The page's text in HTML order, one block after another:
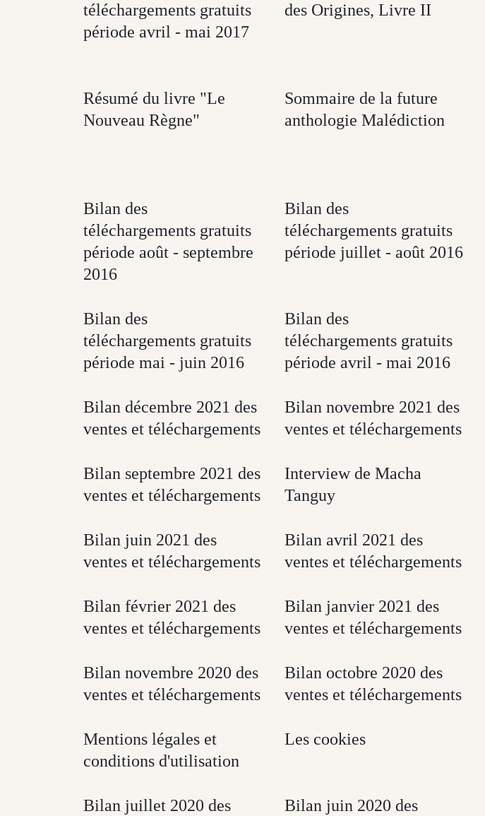
téléchargements gratuits
période avril - mai 2017
des Origines, Livre II
Résumé du livre "Le
Nouveau Règne"
Sommaire de la future
anthologie Malédiction
Bilan des
téléchargements gratuits
période août - septembre
2016
Bilan des
téléchargements gratuits
période juillet - août 2016
Bilan des
téléchargements gratuits
période mai - juin 2016
Bilan des
téléchargements gratuits
période avril - mai 2016
Bilan décembre 2021 des
ventes et téléchargements
Bilan novembre 2021 des
ventes et téléchargements
Bilan septembre 2021 des
ventes et téléchargements
Interview de Macha
Tanguy
Bilan juin 2021 des
ventes et téléchargements
Bilan avril 2021 des
ventes et téléchargements
Bilan février 2021 des
ventes et téléchargements
Bilan janvier 2021 des
ventes et téléchargements
Bilan novembre 2020 des
ventes et téléchargements
Bilan octobre 2020 des
ventes et téléchargements
Mentions légales et
conditions d'utilisation
Les cookies
Bilan juillet 2020 des
Bilan juin 2020 des